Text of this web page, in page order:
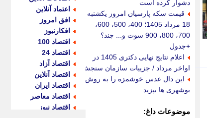
دشوار کرده است
قیمت سکه پارسیان امروز یکشنبه
18 مرداد 1405؛ 400، 500، 600،
700، 800، 900 سوت و... چند؟
+جدول
اعلام نتایج نهایی دکتری 1405 در
اواخر مرداد / جزییات سازمان سنجش
این دال عدس خوشمزه را به روش
بوشهری ها بپزید
موضوعات داغ:
اعتماد آنلاین
افق امروز
افکارنیوز
اقتصاد 100
اقتصاد 24
اقتصاد آزاد
اقتصاد آنلاین
اقتصاد ایران
اقتصاد معاصر
اقتصاد نیوز